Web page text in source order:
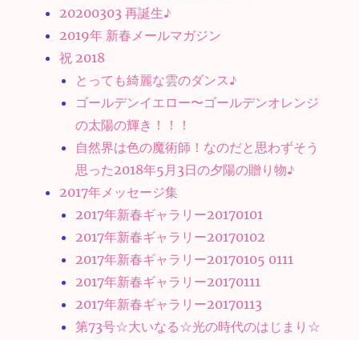
20200303 再誕生♪
2019年 新春メールマガジン
祝 2018
とっても綺麗な雲のダンス♪
ゴールデンイエロー〜ゴールデンオレンジ
の太陽の輝き！！！
自然界は色の魔術師！なのだと思わずそう
思った2018年5月3日の夕陽の贈り物♪
2017年メッセージ集
2017年新春ギャラリー20170101
2017年新春ギャラリー20170102
2017年新春ギャラリー20170105 0111
2017年新春ギャラリー20170111
2017年新春ギャラリー20170113
第73号☆大いなる☆光の時代のはじまり☆